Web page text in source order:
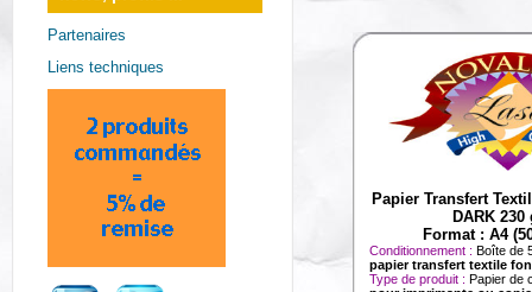
Partenaires
Liens techniques
Papier Transfert
DARK 230
Format : A4
Conditionnement : Boîte de
papier transfert textile
Type de produit : Papier de